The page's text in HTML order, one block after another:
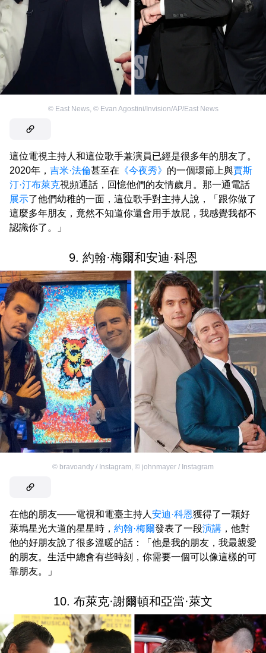
© East News, © Evan Agostini/Invision/AP/East News
這位電視主持人和這位歌手兼演員已經是很多年的朋友了。
2020年， 吉米·法倫甚至在 《今夜秀》 的一個環節上與賈斯
汀·汀布萊克視頻通話，回憶他們的友情歲月。那一通電話
展示了他們幼稚的一面，這位歌手對主持人說，「跟你做了
這麼多年朋友，竟然不知道你還會用手放屁，我感覺我都不
認識你了。」
9. 約翰·梅爾和安迪·科恩
© bravoandy / Instagram © johnmayer / Instagram
在他的朋友——電視和電臺主持人 安迪·科恩獲得了一顆好
萊塢星光大道的星星時， 約翰·梅爾發表了一段演講 ，他對
他的好朋友說了很多溫暖的話：「他是我的朋友，我最親愛
的朋友。生活中總會有些時刻，你需要一個可以像這樣的可
靠朋友。」
10. 布萊克·謝爾頓和亞當·萊文